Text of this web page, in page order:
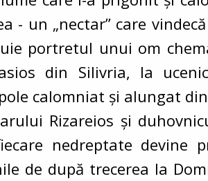
- un „nectar” care
portretul unui om
din Silivria, la
calomniat și alungat
Rizareios și
nedreptate devine
de după trecerea la